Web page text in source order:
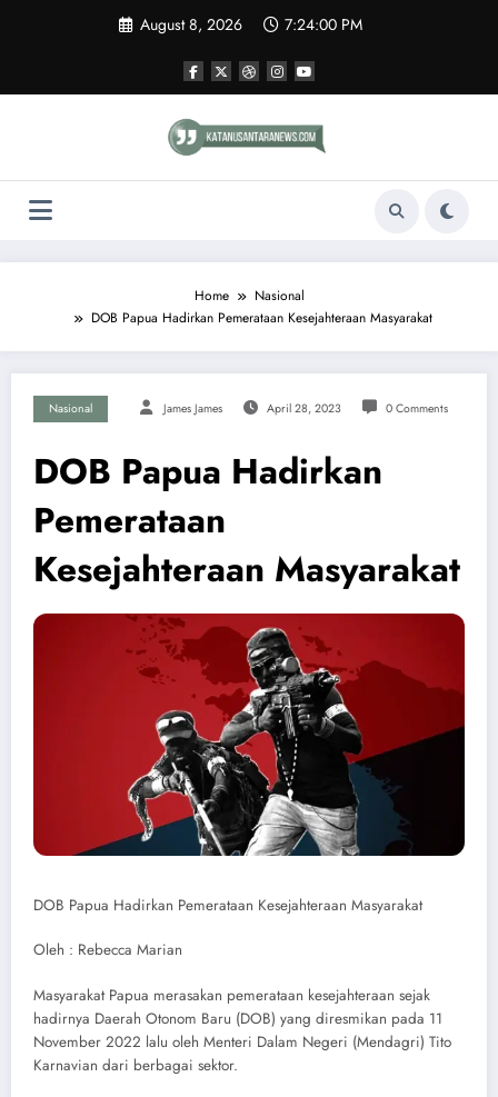
August 8, 2026 7:24:00 PM
Home
Nasional
DOB Papua Hadirkan Pemerataan Kesejahteraan Masyarakat
Nasional James James April 28, 2023 0 Comments
DOB Papua Hadirkan
Pemerataan
Kesejahteraan Masyarakat
DOB Papua Hadirkan Pemerataan Kesejahteraan Masyarakat
Oleh : Rebecca Marian
Masyarakat Papua merasakan pemerataan kesejahteraan sejak
hadirnya Daerah Otonom Baru (DOB) yang diresmikan pada 11
November 2022 lalu oleh Menteri Dalam Negeri (Mendagri) Tito
Karnavian dari berbagai sektor.